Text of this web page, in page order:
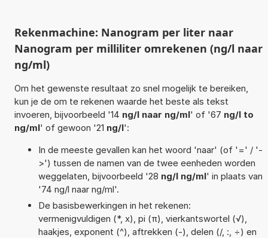
Rekenmachine: Nanogram per liter naar
Nanogram per milliliter omrekenen (ng/l naar
ng/ml)
Om het gewenste resultaat zo snel mogelijk te bereiken,
kun je de om te rekenen waarde het beste als tekst
invoeren, bijvoorbeeld '14 ng/l naar ng/ml' of '67 ng/l to
ng/ml' of gewoon '21 ng/l':
In de meeste gevallen kan het woord 'naar' (of '=' / '-
>') tussen de namen van de twee eenheden worden
weggelaten, bijvoorbeeld '28 ng/l ng/ml' in plaats van
'74 ng/l naar ng/ml'.
De basisbewerkingen in het rekenen:
vermenigvuldigen (*, x), pi (π), vierkantswortel (√),
haakjes, exponent (^), aftrekken (-), delen (/, :, ÷) en